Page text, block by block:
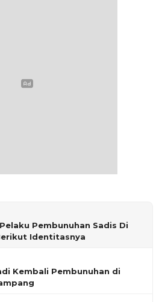
Pembunuhan Sadis Di
Identitasnya
Kembali Pembunuhan di